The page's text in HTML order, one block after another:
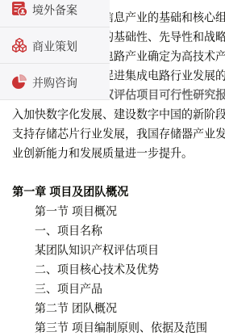
境外备案
商业策划
并购咨询
集成电路作为信息产业的基础和核心
济和社会发展全局的基础性、先导性和战
级地方政府将集成电路产业确定为高技术
先后出台了一系列促进集成电路行业发展
尚普华泰《 知识产权评估项目可行性研究
入加快数字化发展、建设数字中国的新阶
支持存储芯片行业发展，我国存储器产业
业创新能力和发展质量进一步提升。
第一章 项目及团队概况
第一节 项目概况
一、项目名称
某团队知识产权评估项目
二、项目核心技术及优势
三、项目产品
第二节 团队概况
第三节 项目编制原则、依据及范围